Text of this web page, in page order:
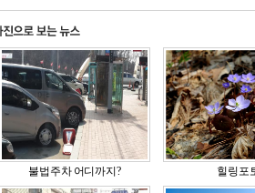
불법주차 어디까지? 힐링포